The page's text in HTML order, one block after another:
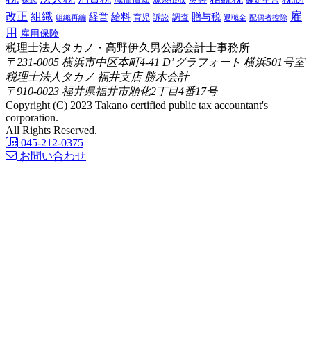
改正 組織 組織再編 経営 給料 育児 訴訟 調査 贈与税 退職金 配偶者控除 雇
用 雇用保険
税理士法人タカノ・高野伊久男公認会計士事務所
〒231-0005 横浜市中区本町4-41 D’グラフォート 横浜501号室
税理士法人タカノ 福井支店 勝木会計
〒910-0023 福井県福井市順化2丁目4番17号
Copyright (C) 2023 Takano certified public tax accountant's
corporation.
All Rights Reserved.
045-212-0375
お問い合わせ